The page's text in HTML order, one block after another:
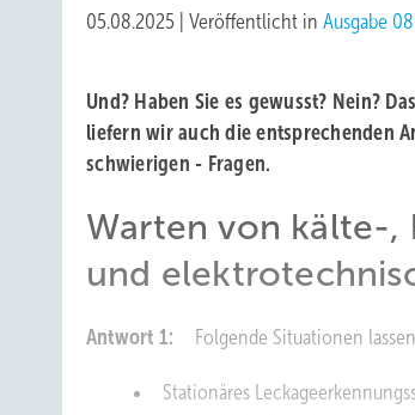
05.08.2025 Veröffentlicht in Ausgabe
Und? Haben Sie es gewusst? Nein?
liefern wir auch die entsprechenden
schwierigen - Fragen.
Warten von kälte-,
und
Antwort 1: Folgende Situationen
Stationäres